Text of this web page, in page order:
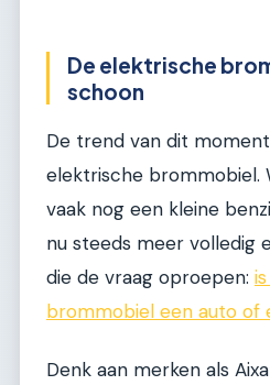
De elektrische
schoon
De trend van dit
elektrische brommobiel.
vaak nog een kleine
nu steeds meer volledig
die de vraag oproepen:
brommobiel een auto of
Denk aan merken als